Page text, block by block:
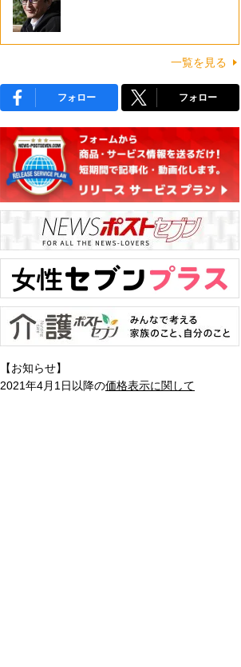
一覧を見る
フォロー フォロー
【お知らせ】
2021年4月1日以降の価格表示に関して